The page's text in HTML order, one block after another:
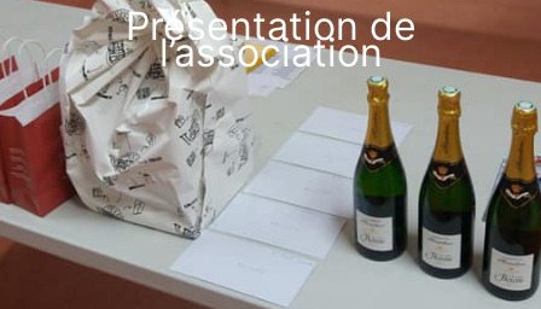
Présentation de
l’association